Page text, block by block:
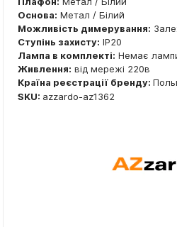
Основа: Метал / Білий
Можливість димерування:
Ступінь захисту: IP20
Лампа в комплекті: Немає
Живлення: від мережі 220в
Країна реєстрації бренду:
SKU: azzardo-az1362